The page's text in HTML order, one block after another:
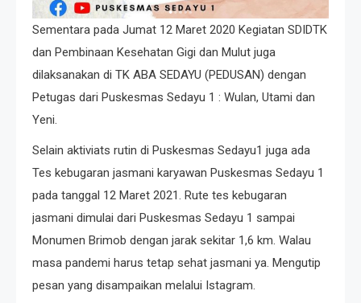
Sementara pada Jumat 12 Maret 2020 Kegiatan SDIDTK
dan Pembinaan Kesehatan Gigi dan Mulut juga
dilaksanakan di TK ABA SEDAYU (PEDUSAN) dengan
Petugas dari Puskesmas Sedayu 1 : Wulan, Utami dan
Yeni.
Selain aktiviats rutin di Puskesmas Sedayu1 juga ada
Tes kebugaran jasmani karyawan Puskesmas Sedayu 1
pada tanggal 12 Maret 2021. Rute tes kebugaran
jasmani dimulai dari Puskesmas Sedayu 1 sampai
Monumen Brimob dengan jarak sekitar 1,6 km. Walau
masa pandemi harus tetap sehat jasmani ya. Mengutip
pesan yang disampaikan melalui Istagram.